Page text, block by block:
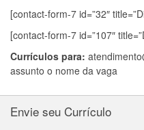
[contact-form-7 id=”32″
[contact-form-7 id=”107″
Currículos para:
assunto o nome da vaga
Envie seu Currículo